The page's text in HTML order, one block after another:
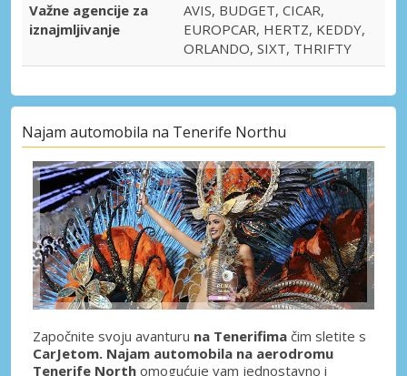
Važne agencije za
iznajmljivanje
AVIS, BUDGET, CICAR,
EUROPCAR, HERTZ, KEDDY,
ORLANDO, SIXT, THRIFTY
Najam automobila na Tenerife Northu
Započnite svoju avanturu na Tenerifima čim sletite s
CarJetom. Najam automobila na aerodromu
Tenerife North omogućuje vam jednostavno i